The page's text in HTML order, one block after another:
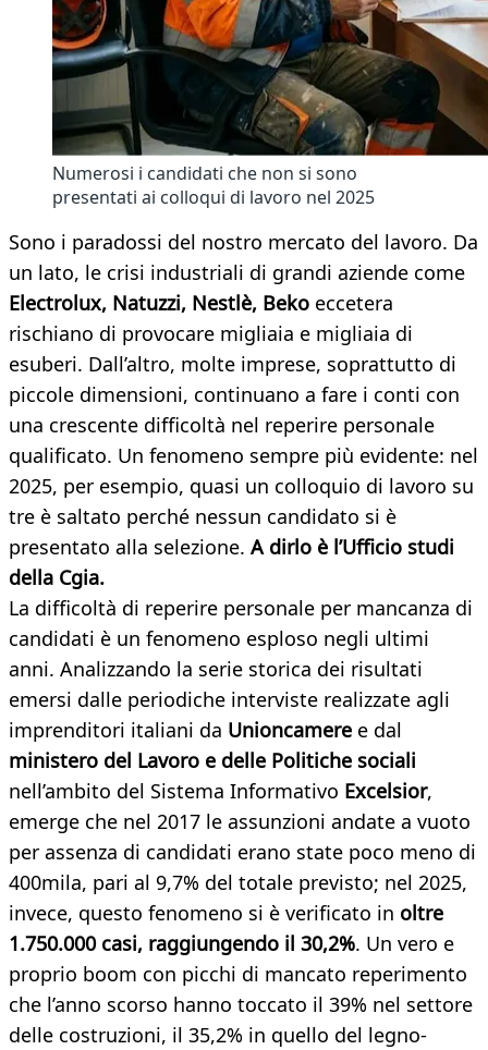
Numerosi i candidati che non si sono
presentati ai colloqui di lavoro nel 2025
Sono i paradossi del nostro mercato del lavoro. Da
un lato, le crisi industriali di grandi aziende come
Electrolux, Natuzzi, Nestlè, Beko eccetera
rischiano di provocare migliaia e migliaia di
esuberi. Dall’altro, molte imprese, soprattutto di
piccole dimensioni, continuano a fare i conti con
una crescente difficoltà nel reperire personale
qualificato. Un fenomeno sempre più evidente: nel
2025, per esempio, quasi un colloquio di lavoro su
tre è saltato perché nessun candidato si è
presentato alla selezione. A dirlo è l’Ufficio studi
della Cgia.
La difficoltà di reperire personale per mancanza di
candidati è un fenomeno esploso negli ultimi
anni. Analizzando la serie storica dei risultati
emersi dalle periodiche interviste realizzate agli
imprenditori italiani da Unioncamere e dal
ministero del Lavoro e delle Politiche sociali
nell’ambito del Sistema Informativo Excelsior,
emerge che nel 2017 le assunzioni andate a vuoto
per assenza di candidati erano state poco meno di
400mila, pari al 9,7% del totale previsto; nel 2025,
invece, questo fenomeno si è verificato in oltre
1.750.000 casi, raggiungendo il 30,2%. Un vero e
proprio boom con picchi di mancato reperimento
che l’anno scorso hanno toccato il 39% nel settore
delle costruzioni, il 35,2% in quello del legno-